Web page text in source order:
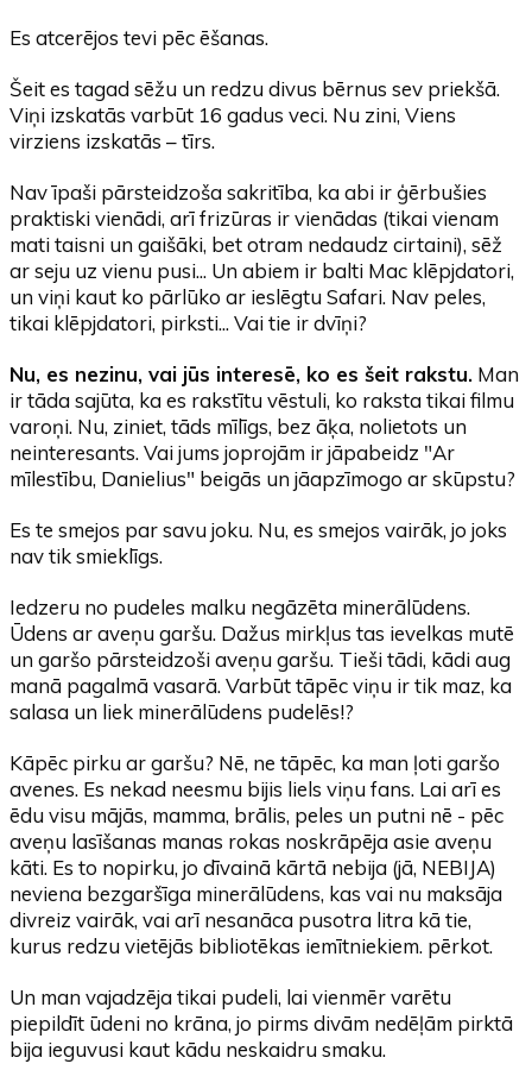
Es atcerējos tevi pēc ēšanas.
Šeit es tagad sēžu un redzu divus bērnus sev priekšā.
Viņi izskatās varbūt 16 gadus veci. Nu zini, Viens
virziens izskatās – tīrs.
Nav īpaši pārsteidzoša sakritība, ka abi ir ģērbušies
praktiski vienādi, arī frizūras ir vienādas (tikai vienam
mati taisni un gaišāki, bet otram nedaudz cirtaini), sēž
ar seju uz vienu pusi... Un abiem ir balti Mac klēpjdatori,
un viņi kaut ko pārlūko ar ieslēgtu Safari. Nav peles,
tikai klēpjdatori, pirksti... Vai tie ir dvīņi?
Nu, es nezinu, vai jūs interesē, ko es šeit rakstu. Man
ir tāda sajūta, ka es rakstītu vēstuli, ko raksta tikai filmu
varoņi. Nu, ziniet, tāds mīlīgs, bez āķa, nolietots un
neinteresants. Vai jums joprojām ir jāpabeidz "Ar
mīlestību, Danielius" beigās un jāapzīmogo ar skūpstu?
Es te smejos par savu joku. Nu, es smejos vairāk, jo joks
nav tik smieklīgs.
Iedzeru no pudeles malku negāzēta minerālūdens.
Ūdens ar aveņu garšu. Dažus mirkļus tas ievelkas mutē
un garšo pārsteidzoši aveņu garšu. Tieši tādi, kādi aug
manā pagalmā vasarā. Varbūt tāpēc viņu ir tik maz, ka
salasa un liek minerālūdens pudelēs!?
Kāpēc pirku ar garšu? Nē, ne tāpēc, ka man ļoti garšo
avenes. Es nekad neesmu bijis liels viņu fans. Lai arī es
ēdu visu mājās, mamma, brālis, peles un putni nē - pēc
aveņu lasīšanas manas rokas noskrāpēja asie aveņu
kāti. Es to nopirku, jo dīvainā kārtā nebija (jā, NEBIJA)
neviena bezgaršīga minerālūdens, kas vai nu maksāja
divreiz vairāk, vai arī nesanāca pusotra litra kā tie,
kurus redzu vietējās bibliotēkas iemītniekiem. pērkot.
Un man vajadzēja tikai pudeli, lai vienmēr varētu
piepildīt ūdeni no krāna, jo pirms divām nedēļām pirktā
bija ieguvusi kaut kādu neskaidru smaku.